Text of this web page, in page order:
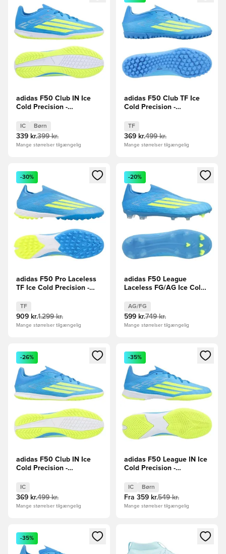
adidas F50 Club IN Ice
Cold Precision -
IC Børn
339 kr.399 kr.
Mange størrelser tilgængelig
adidas F50 Club TF Ice
Cold Precision -
TF
369 kr.499 kr.
Mange størrelser tilgængelig
Åbner en Modal til at logge ind eller tilmelde dig som
-30%
adidas F50 Pro Laceless
TF Ice Cold Precision -
TF
909 kr.1.299 kr.
Mange størrelser tilgængelig
Åbner en Modal til at logge
-20%
adidas F50 League
Laceless FG/AG Ice Cold
Blå/Gul/Lyseblå
AG/FG
599 kr.749 kr.
Mange størrelser tilgængelig
Åbner en Modal til at logge ind eller tilmelde dig som
-26%
adidas F50 Club IN Ice
Cold Precision -
IC
369 kr.499 kr.
Mange størrelser tilgængelig
Åbner en Modal til at logge
-35%
adidas F50 League IN Ice
Cold Precision -
IC Børn
Fra 359 kr.549 kr.
Mange størrelser tilgængelig
Åbner en Modal til at logge ind eller tilmelde dig som
-35%
Åbner en Modal til at logge